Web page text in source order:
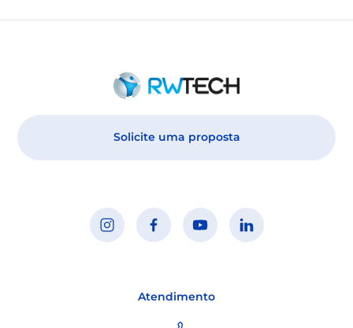
Solicite uma proposta
Atendimento